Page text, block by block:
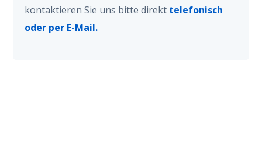
kontaktieren Sie uns bitte direkt telefonisch
oder per E-Mail.